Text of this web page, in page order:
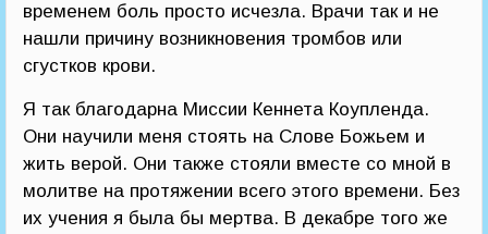
временем боль просто исчезла. Врачи так и не
нашли причину возникновения тромбов или
сгустков крови.
Я так благодарна Миссии Кеннета Коупленда.
Они научили меня стоять на Слове Божьем и
жить верой. Они также стояли вместе со мной в
молитве на протяжении всего этого времени. Без
их учения я была бы мертва. В декабре того же